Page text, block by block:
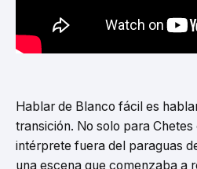
Hablar de Blanco fácil es
transición. No solo para
intérprete fuera del paraguas
una escena que comenzaba a